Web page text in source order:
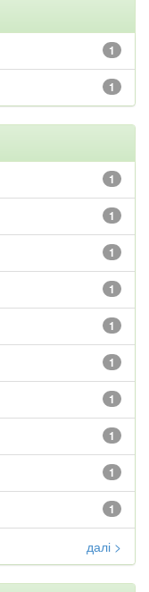
1
1
1
1
1
1
1
1
1
1
1
1
далі >